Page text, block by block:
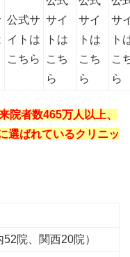
公式サ
イトは
こちら
サイ
トは
こち
ら
サイ
トは
こち
ら
サ
ト
こ
ら
院者数465万人以上、
選ばれているクリニッ
院、関西20院）